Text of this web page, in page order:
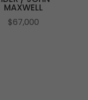
MAXWELL
$67,000